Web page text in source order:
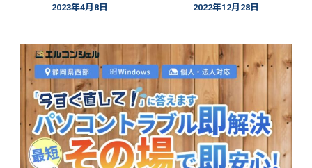
2023年4月8日
2022年12月28日